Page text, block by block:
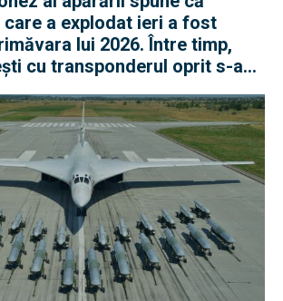
a explodat ieri a fost
lui 2026. Între timp,
cu transponderul oprit s-au
Poloniei